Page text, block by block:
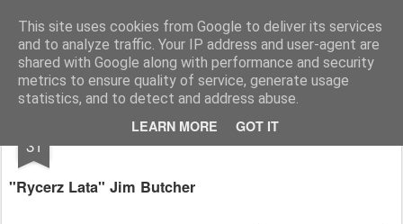
This site uses cookies from Google to deliver its services
and to analyze traffic. Your IP address and user-agent are
shared with Google along with performance and security
metrics to ensure quality of service, generate usage
statistics, and to detect and address abuse.
LEARN MORE GOT IT
paratexterka o książkach i (mo)ich historiach
Pages
31 Elfi emisariusz
"Rycerz Lata" Jim Butcher